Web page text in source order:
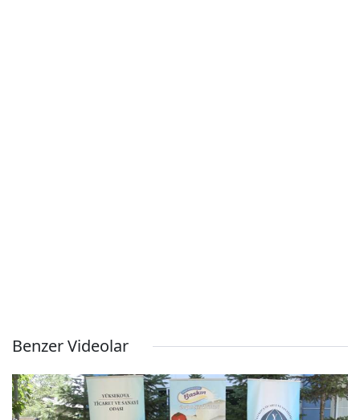
Benzer Videolar